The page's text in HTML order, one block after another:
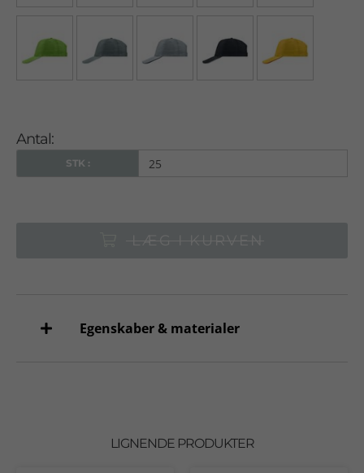
Antal:
STK :
Egenskaber & materialer
LIGNENDE PRODUKTER